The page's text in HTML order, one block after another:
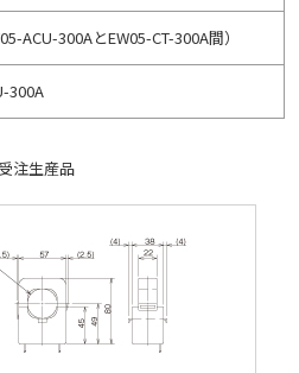
ACU-300AとEW05-CT-300A間）
300A
注生産品